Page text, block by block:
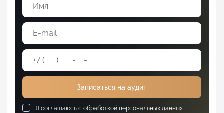
Записаться на аудит
Я соглашаюсь с обработкой персональных данных